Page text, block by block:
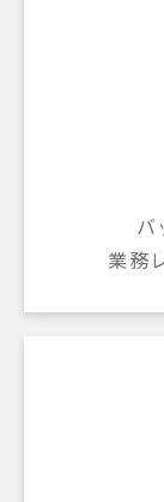
バ
業務